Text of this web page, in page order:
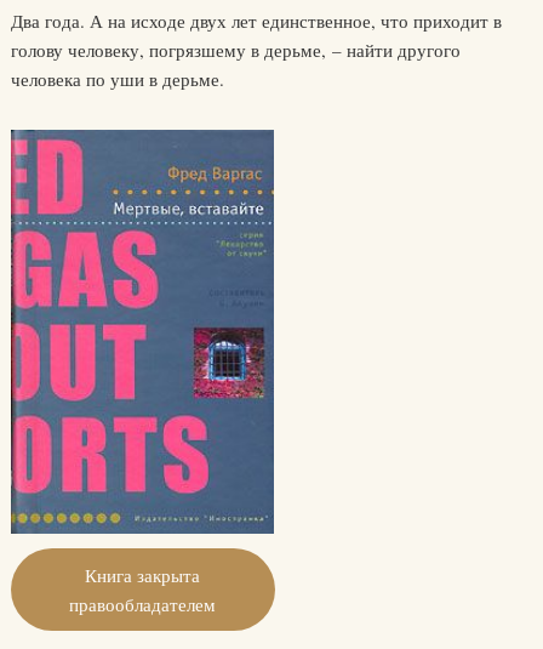
Два года. А на исходе двух лет единственное, что приходит в
голову человеку, погрязшему в дерьме, – найти другого
человека по уши в дерьме.
Книга закрыта
правообладателем